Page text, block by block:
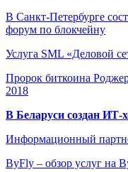
В Санкт-Петербурге
форум по блокчейну
Услуга SML «Деловой
Пророк биткоина
2018
В Беларуси создан ИТ-
Информационный
ByFly – обзор услуг на